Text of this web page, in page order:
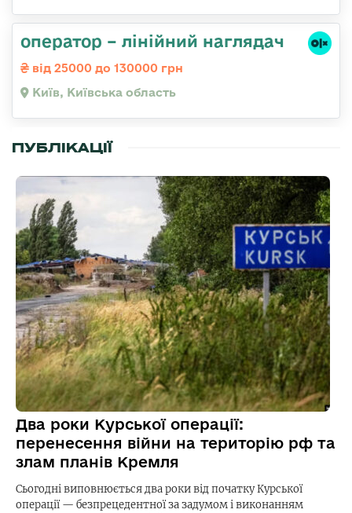
оператор – лінійний наглядач
від 25000 до 130000 грн
Київ, Київська область
ПУБЛІКАЦІЇ
Два роки Курської операції:
перенесення війни на територію рф та
злам планів Кремля
Сьогодні виповнюється два роки від початку Курської
операції — безпрецедентної за задумом і виконанням